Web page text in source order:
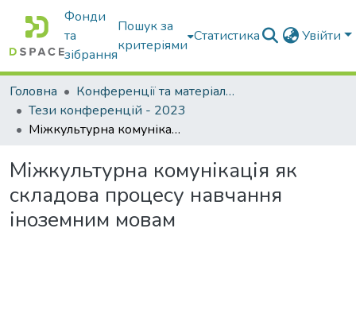
Фонди
та
зібрання
Пошук за
критеріями
Статистика Увійти
Головна
Конференції та матеріали конференцій
Тези конференцій - 2023
Міжкультурна комунікація як складова процесу навчання іноземним мовам
Міжкультурна комунікація як
складова процесу навчання
іноземним мовам